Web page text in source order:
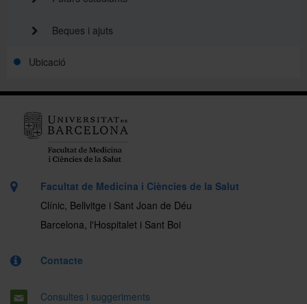
Beques i ajuts
Ubicació
Facultat de Medicina i Ciències de la Salut
Clínic, Bellvitge i Sant Joan de Déu
Barcelona, l'Hospitalet i Sant Boi
Contacte
Consultes i suggeriments